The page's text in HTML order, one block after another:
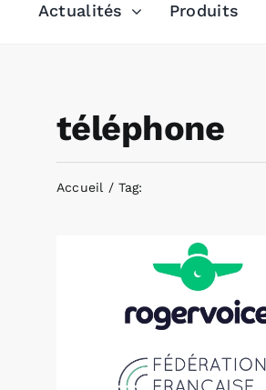
Actualités Produits
téléphone
Accueil Tag: